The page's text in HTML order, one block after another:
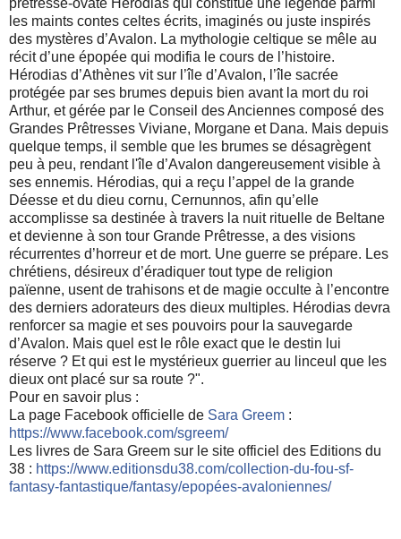
prêtresse-ovate Hérodias qui constitue une légende parmi
les maints contes celtes écrits, imaginés ou juste inspirés
des mystères d’Avalon. La mythologie celtique se mêle au
récit d’une épopée qui modifia le cours de l’histoire.
Hérodias d’Athènes vit sur l’île d’Avalon, l’île sacrée
protégée par ses brumes depuis bien avant la mort du roi
Arthur, et gérée par le Conseil des Anciennes composé des
Grandes Prêtresses Viviane, Morgane et Dana. Mais depuis
quelque temps, il semble que les brumes se désagrègent
peu à peu, rendant l'île d’Avalon dangereusement visible à
ses ennemis. Hérodias, qui a reçu l’appel de la grande
Déesse et du dieu cornu, Cernunnos, afin qu’elle
accomplisse sa destinée à travers la nuit rituelle de Beltane
et devienne à son tour Grande Prêtresse, a des visions
récurrentes d’horreur et de mort. Une guerre se prépare. Les
chrétiens, désireux d’éradiquer tout type de religion
païenne, usent de trahisons et de magie occulte à l’encontre
des derniers adorateurs des dieux multiples. Hérodias devra
renforcer sa magie et ses pouvoirs pour la sauvegarde
d’Avalon. Mais quel est le rôle exact que le destin lui
réserve ? Et qui est le mystérieux guerrier au linceul que les
dieux ont placé sur sa route ?".
Pour en savoir plus :
La page Facebook officielle de Sara Greem :
https://www.facebook.com/sgreem/
Les livres de Sara Greem sur le site officiel des Editions du
38 : https://www.editionsdu38.com/collection-du-fou-sf-
fantasy-fantastique/fantasy/epopées-avaloniennes/